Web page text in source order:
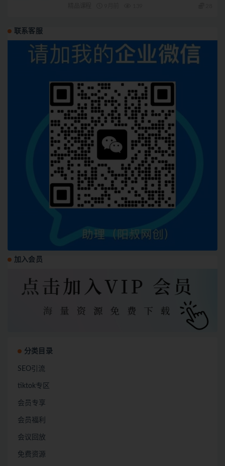
联系客服
加入会员
分类目录
SEO引流
tiktok专区
会员专享
会员福利
会议回放
免费资源